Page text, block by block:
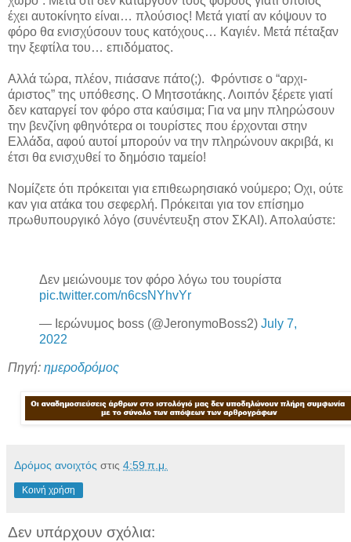
έχει αυτοκίνητο είναι… πλούσιος! Μετά γιατί αν κόψουν το
φόρο θα ενισχύσουν τους κατόχους… Καγιέν. Μετά πέταξαν
την ξεφτίλα του… επιδόματος.
Αλλά τώρα, πλέον, πιάσανε πάτο(;). Φρόντισε ο “αρχι-
άριστος” της υπόθεσης. Ο Μητσοτάκης. Λοιπόν ξέρετε γιατί
δεν καταργεί τον φόρο στα καύσιμα; Για να μην πληρώσουν
την βενζίνη φθηνότερα οι τουρίστες που έρχονται στην
Ελλάδα, αφού αυτοί μπορούν να την πληρώνουν ακριβά, κι
έτσι θα ενισχυθεί το δημόσιο ταμείο!
Νομίζετε ότι πρόκειται για επιθεωρησιακό νούμερο; Οχι, ούτε
καν για ατάκα του σεφερλή. Πρόκειται για τον επίσημο
πρωθυπουργικό λόγο (συνέντευξη στον ΣΚΑΙ). Απολαύστε:
Δεν μειώνουμε τον φόρο λόγω του τουρίστα
pic.twitter.com/n6csNYhvYr
— Ιερώνυμος boss (@JeronymoBoss2) July 7,
2022
Πηγή: ημεροδρόμος
Δρόμος ανοιχτός στις 4:59 π.μ.
Κοινή χρήση
Δεν υπάρχουν σχόλια: